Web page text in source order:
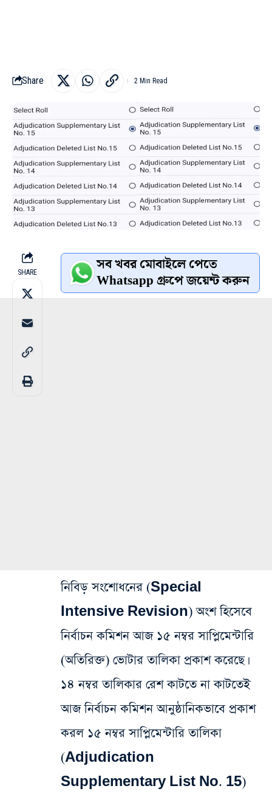
Share 2 Min Read
SHARE সব খবর মোবাইলে পেতে
Whatsapp গ্রুপে জয়েন্ট করুন
নিবিড় সংশোধনের (Special
Intensive Revision) অংশ হিসেবে
নির্বাচন কমিশন আজ ১৫ নম্বর সাপ্লিমেন্টারি
(অতিরিক্ত) ভোটার তালিকা প্রকাশ করেছে।
১৪ নম্বর তালিকার রেশ কাটতে না কাটতেই
আজ নির্বাচন কমিশন আনুষ্ঠানিকভাবে প্রকাশ
করল ১৫ নম্বর সাপ্লিমেন্টারি তালিকা
(Adjudication
Supplementary List No. 15)